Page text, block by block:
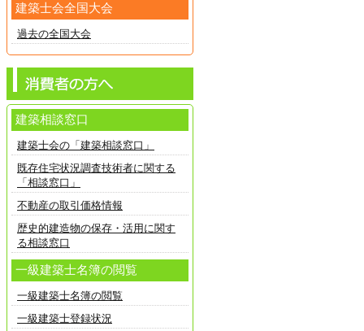
建築士会全国大会
過去の全国大会
建築相談窓口
建築士会の「建築相談窓口」
既存住宅状況調査技術者に関する
「相談窓口」
不動産の取引価格情報
歴史的建造物の保存・活用に関す
る相談窓口
一級建築士名簿の閲覧
一級建築士名簿の閲覧
一級建築士登録状況